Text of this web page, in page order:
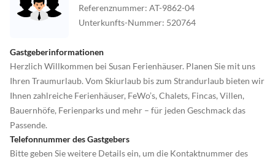
Referenznummer: AT-9862-04
Unterkunfts-Nummer: 520764
Gastgeberinformationen
Herzlich Willkommen bei Susan Ferienhäuser. Planen Sie mit uns
Ihren Traumurlaub. Vom Skiurlaub bis zum Strandurlaub bieten wir
Ihnen zahlreiche Ferienhäuser, FeWo’s, Chalets, Fincas, Villen,
Bauernhöfe, Ferienparks und mehr – für jeden Geschmack das
Passende.
Telefonnummer des Gastgebers
Bitte geben Sie weitere Details ein, um die Kontaktnummer des